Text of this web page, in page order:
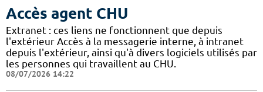
Accès agent CHU
Extranet : ces liens ne fonctionnent que depuis
l'extérieur Accès à la messagerie interne, à intranet
depuis l'extérieur, ainsi qu'à divers logiciels utilisés par
les personnes qui travaillent au CHU.
08/07/2026 14:22